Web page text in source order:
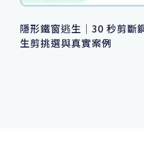
隱形鐵窗逃生｜30 秒剪斷
生剪挑選與真實案例